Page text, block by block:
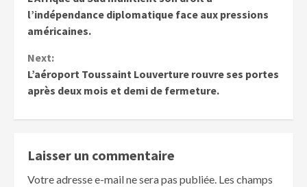
l’indépendance diplomatique face aux pressions
américaines.
Next:
L’aéroport Toussaint Louverture rouvre ses portes
après deux mois et demi de fermeture.
Laisser un commentaire
Votre adresse e-mail ne sera pas publiée. Les champs